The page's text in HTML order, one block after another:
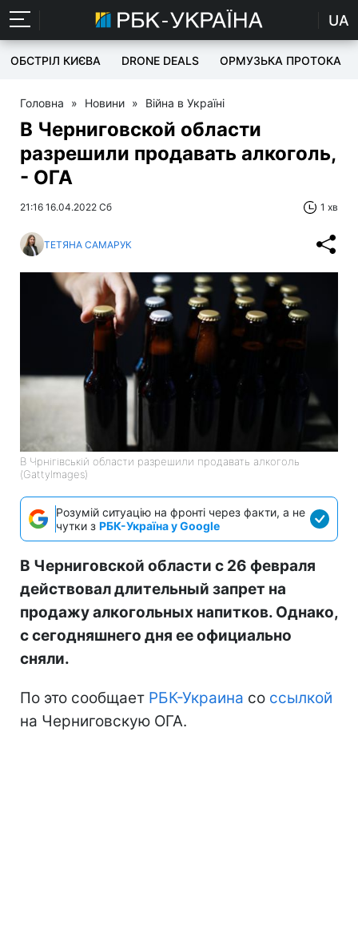
UA
ОБСТРІЛ КИЄВА DRONE DEALS ОРМУЗЬКА ПРОТОКА
Головна » Новини » Війна в Україні
В Черниговской области
разрешили продавать алкоголь,
- ОГА
21:16 16.04.2022 Сб 1 хв
ТЕТЯНА САМАРУК
В Чрнігівській области разрешили продавать алкоголь
(GattyImages)
Розумій ситуацію на фронті через факти, а не
чутки з РБК-Україна у Google
В Черниговской области с 26 февраля
действовал длительный запрет на
продажу алкогольных напитков. Однако,
с сегодняшнего дня ее официально
сняли.
По это сообщает РБК-Украина со ссылкой
на Черниговскую ОГА.